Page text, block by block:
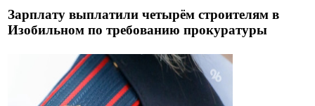
Зарплату выплатили четырём строителям в
Изобильном по требованию прокуратуры